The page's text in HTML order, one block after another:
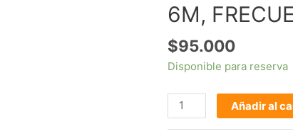
6M,
$95.000
Disponible para reserva
6M,
FRECUENCIA
3
cantidad
Añadir al